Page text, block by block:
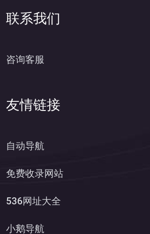
联系我们
咨询客服
友情链接
自动导航
免费收录网站
536网址大全
小鹅导航